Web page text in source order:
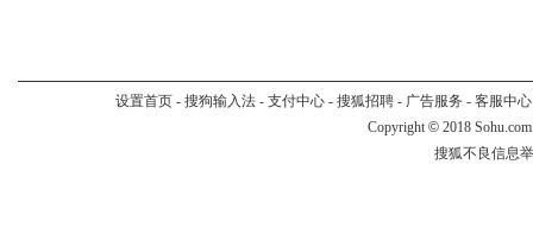
设置首页- 搜狗输入法- 支付中心- 搜狐招聘- 广告服务 - 客服中心
Copyright © 2018
搜狐不良信息